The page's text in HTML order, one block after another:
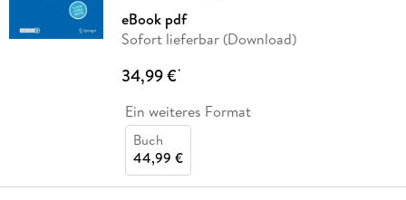
eBook pdf
Sofort lieferbar (Download)
34,99 €*
Ein weiteres Format
Buch
44,99 €